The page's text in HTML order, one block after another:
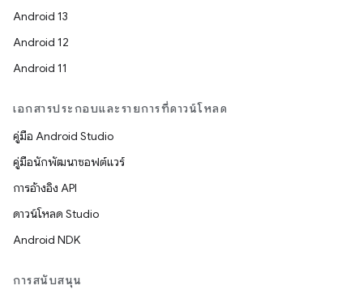
Android 13
Android 12
Android 11
เอกสารประกอบและรายการที่ดาวน์โหลด
คู่มือ Android Studio
คู่มือนักพัฒนาซอฟต์แวร์
การอ้างอิง API
ดาวน์โหลด Studio
Android NDK
การสนับสนุน